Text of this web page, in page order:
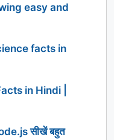
easy and
facts in
in Hindi |
सीखें बहुत